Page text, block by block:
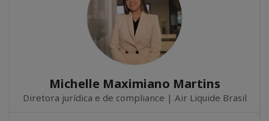
Michelle Maximiano Martins
Diretora jurídica e de compliance | Air Liquide Brasil